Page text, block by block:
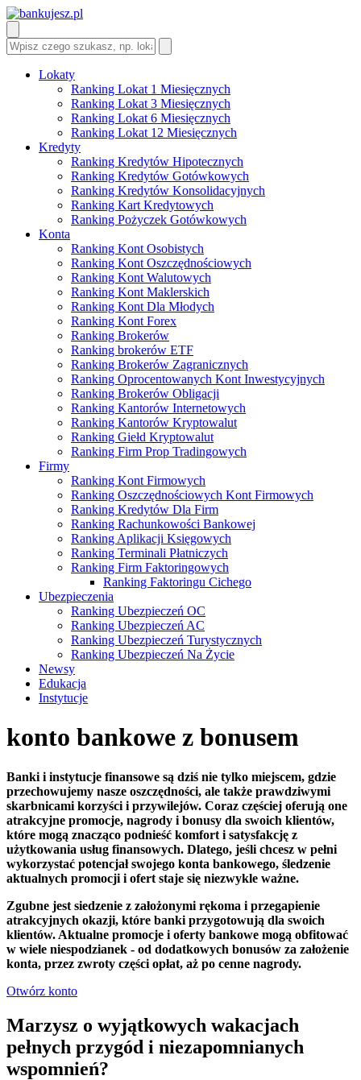
Lokaty
Ranking Lokat 1 Miesięcznych
Ranking Lokat 3 Miesięcznych
Ranking Lokat 6 Miesięcznych
Ranking Lokat 12 Miesięcznych
Kredyty
Ranking Kredytów Hipotecznych
Ranking Kredytów Gotówkowych
Ranking Kredytów Konsolidacyjnych
Ranking Kart Kredytowych
Ranking Pożyczek Gotówkowych
Konta
Ranking Kont Osobistych
Ranking Kont Oszczędnościowych
Ranking Kont Walutowych
Ranking Kont Maklerskich
Ranking Kont Dla Młodych
Ranking Kont Forex
Ranking Brokerów
Ranking brokerów ETF
Ranking Brokerów Zagranicznych
Ranking Oprocentowanych Kont Inwestycyjnych
Ranking Brokerów Obligacji
Ranking Kantorów Internetowych
Ranking Kantorów Kryptowalut
Ranking Giełd Kryptowalut
Ranking Firm Prop Tradingowych
Firmy
Ranking Kont Firmowych
Ranking Oszczędnościowych Kont Firmowych
Ranking Kredytów Dla Firm
Ranking Rachunkowości Bankowej
Ranking Aplikacji Księgowych
Ranking Terminali Płatniczych
Ranking Firm Faktoringowych
Ranking Faktoringu Cichego
Ubezpieczenia
Ranking Ubezpieczeń OC
Ranking Ubezpieczeń AC
Ranking Ubezpieczeń Turystycznych
Ranking Ubezpieczeń Na Życie
Newsy
Edukacja
Instytucje
konto bankowe z bonusem
Banki i instytucje finansowe są dziś nie tylko miejscem, gdzie
przechowujemy nasze oszczędności, ale także prawdziwymi
skarbnicami korzyści i przywilejów. Coraz częściej oferują one
atrakcyjne promocje, nagrody i bonusy dla swoich klientów,
które mogą znacząco podnieść komfort i satysfakcję z
użytkowania usług finansowych. Dlatego, jeśli chcesz w pełni
wykorzystać potencjał swojego konta bankowego, śledzenie
aktualnych promocji i ofert staje się niezwykle ważne.
Zgubne jest siedzenie z założonymi rękoma i przegapienie
atrakcyjnych okazji, które banki przygotowują dla swoich
klientów. Aktualne promocje i oferty bankowe mogą obfitować
w wiele niespodzianek - od dodatkowych bonusów za założenie
konta, przez zwroty części opłat, aż po cenne nagrody.
Otwórz konto
Marzysz o wyjątkowych wakacjach
pełnych przygód i niezapomnianych
wspomnień?